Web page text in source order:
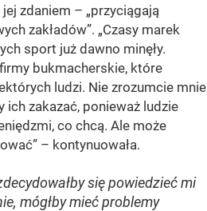
zdaniem – „przyciągają
zakładów”. „Czasy marek
sport już dawno minęły.
bukmacherskie, które
ludzi. Nie zrozumcie mnie
ich zakazać, ponieważ ludzie
co chcą. Ale może
– kontynuowała.
się powiedzieć mi
mógłby mieć problemy